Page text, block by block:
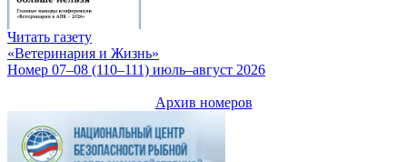
Читать газету
«Ветеринария и Жизнь»
Номер 07–08 (110–111) июль–август 2026
Архив номеров